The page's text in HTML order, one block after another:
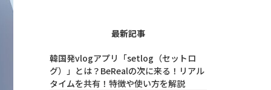
最新記事
韓国発vlogアプリ「setlog（セットロ
グ）」とは？BeRealの次に来る！リアル
タイムを共有！特徴や使い方を解説